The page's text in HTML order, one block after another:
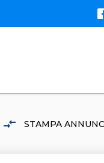
compare_arrows STAMPA